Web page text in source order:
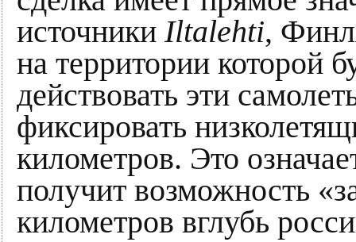
источники Iltalehti,
на территории которой
действовать эти
фиксировать
километров. Это
получит возможность
километров вглубь